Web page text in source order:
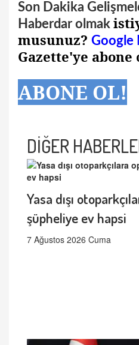
Son Dakika
Haberdar olmak
musunuz? Google
Gazette'ye abone
ABONE OL!
DİĞER
Yasa dışı
şüpheliye ev hapsi
7 Ağustos 2026 Cuma